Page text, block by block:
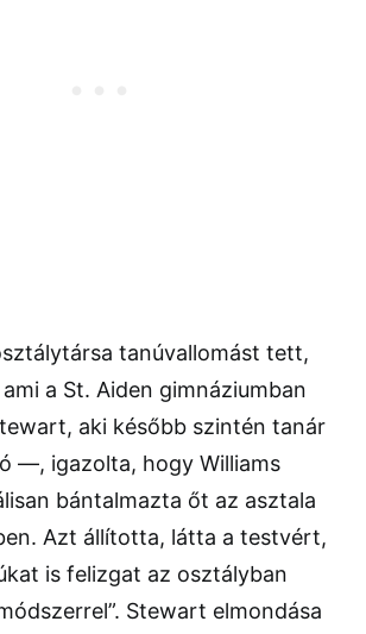
tanúvallomást tett,
a St. Aiden gimnáziumban
aki később szintén tanár
—, igazolta, hogy Williams
bántalmazta őt az asztala
Azt állította, látta a testvért,
is felizgat az osztályban
Stewart elmondása